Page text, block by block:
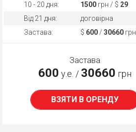
10 - 20 дня:
1500 грн / $ 29
Від 21 дня:
договірна
Застава:
$ 600 /30660 грн
Застава
600 у.е. / 30660 грн
ВЗЯТИ В ОРЕНДУ